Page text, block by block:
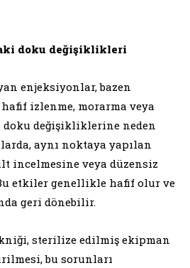
doku değişiklikleri
enjeksiyonlar, bazen
izlenme, morarma veya
doku değişikliklerine neden
aynı noktaya yapılan
incelmesine veya düzensiz
etkiler genellikle hafif olur ve
geri dönebilir.
sterilize edilmiş ekipman
bu sorunları